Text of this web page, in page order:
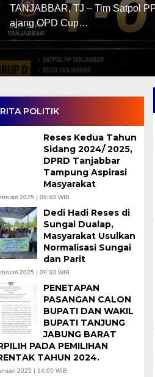
TANJABBAR, TJ – Tim Satpol
ajang OPD Cup…
POLITIK
Reses Kedua Tahun
Sidang 2024/ 2025,
DPRD Tanjabbar
Tampung Aspirasi
Masyarakat
2025 | 09:40 WIB
Dedi Hadi Reses di
Sungai Dualap,
Masyarakat Usulkan
Normalisasi Sungai
dan Parit
2025 | 09:33 WIB
PENETAPAN
PASANGAN CALON
BUPATI DAN WAKIL
BUPATI TANJUNG
JABUNG BARAT
PADA PEMILIHAN
TAHUN 2024.
2025 | 14:05 WIB